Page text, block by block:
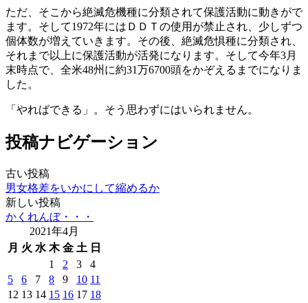
ただ、そこから絶滅危機種に分類されて保護活動に動きがで
ます。そして1972年にはＤＤＴの使用が禁止され、少しずつ
個体数が増えていきます。その後、絶滅危惧種に分類され、
それまで以上に保護活動が活発になります。そして今年3月
末時点で、全米48州に約31万6700頭をかぞえるまでになりま
した。
「やればできる」。そう思わずにはいられません。
投稿ナビゲーション
古い投稿
男女格差をいかにして縮めるか
新しい投稿
かくれんぼ・・・
2021年4月
月 火 水 木 金 土 日
1 2 3
4
5
6 7 8 9 10 11
12 13 14 15 16 17 18